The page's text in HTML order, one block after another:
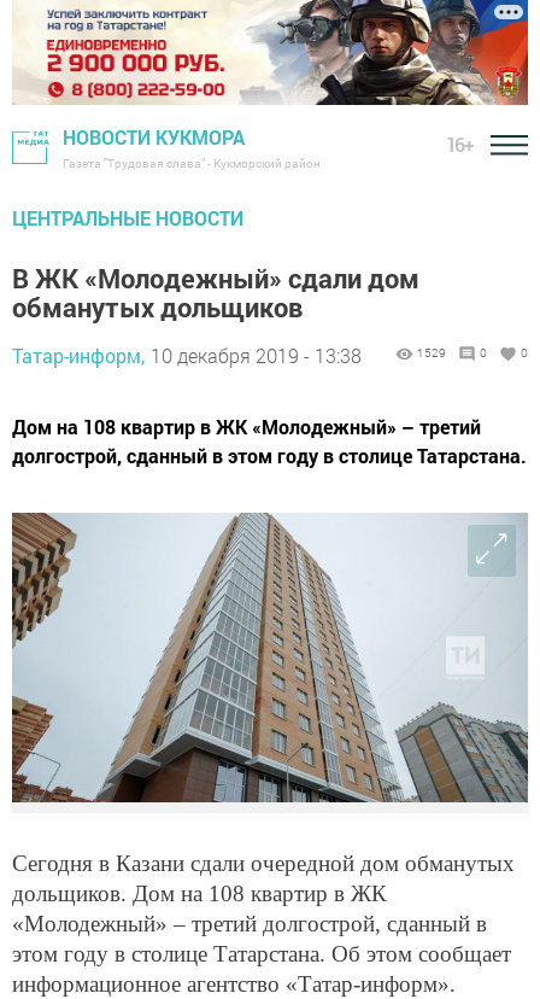
НОВОСТИ КУКМОРА
Газета "Трудовая слава" - Кукморский район
16+
ЦЕНТРАЛЬНЫЕ НОВОСТИ
В ЖК «Молодежный» сдали дом
обманутых дольщиков
Татар-информ, 10 декабря 2019 - 13:38 1529 0 0
Дом на 108 квартир в ЖК «Молодежный» – третий
долгострой, сданный в этом году в столице Татарстана.
Сегодня в Казани сдали очередной дом обманутых
дольщиков. Дом на 108 квартир в ЖК
«Молодежный» – третий долгострой, сданный в
этом году в столице Татарстана. Об этом сообщает
информационное агентство «Татар-информ».